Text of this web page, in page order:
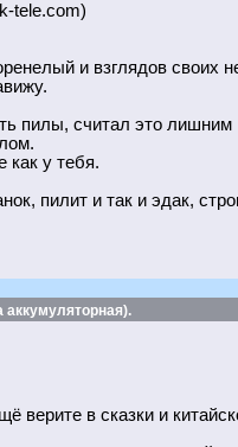
tele.com)
и взглядов своих
пилы, считал это
как у тебя.
пилит и так и эдак,
аккумуляторная).
верите в сказки и